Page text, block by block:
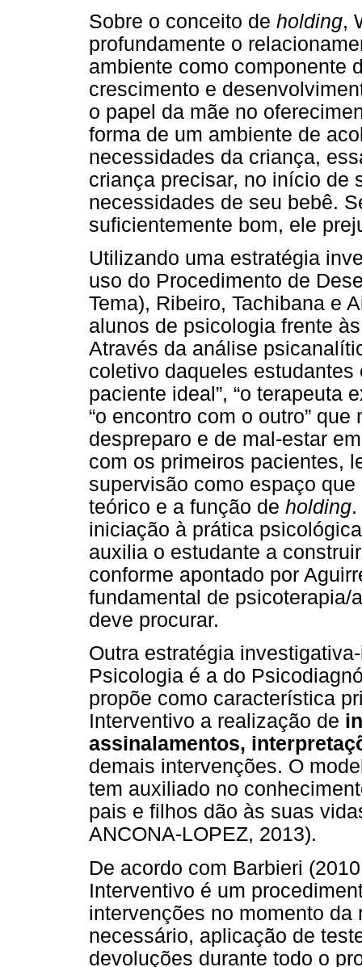
Sobre o conceito de holding,
profundamente o
ambiente como componente
crescimento e
o papel da mãe no
forma de um ambiente de
necessidades da criança,
criança precisar, no início de
necessidades de seu bebê.
suficientemente bom, ele
Utilizando uma estratégia
uso do Procedimento de
Tema), Ribeiro, Tachibana e
alunos de psicologia frente
Através da análise
coletivo daqueles estudantes
paciente ideal”, “o terapeuta
“o encontro com o outro”
despreparo e de mal-estar
com os primeiros pacientes,
supervisão como espaço
teórico e a função de holding
iniciação à prática
auxilia o estudante a
conforme apontado por
fundamental de
deve procurar.
Outra estratégia
Psicologia é a do
propõe como característica
Interventivo a realização de
assinalamentos,
demais intervenções. O
tem auxiliado no
pais e filhos dão às suas
ANCONA-LOPEZ, 2013).
De acordo com Barbieri
Interventivo é um
intervenções no momento
necessário, aplicação de
devoluções durante todo o